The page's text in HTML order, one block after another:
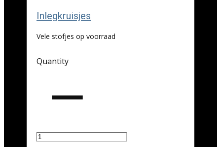
Inlegkruisjes
Vele stofjes op voorraad
Quantity